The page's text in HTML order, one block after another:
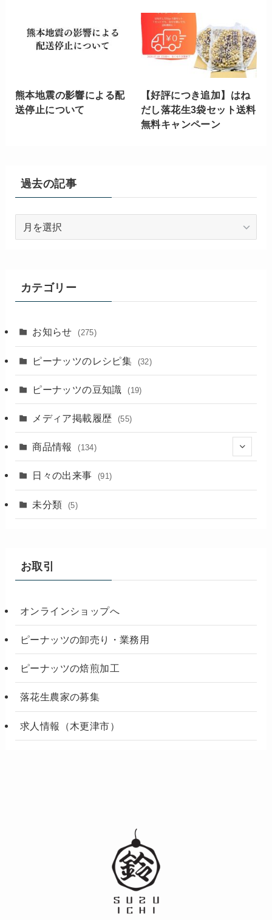
熊本地震の影響による配
送停止について
【好評につき追加】はね
だし落花生3袋セット送料
無料キャンペーン
過去の記事
カテゴリー
お知らせ (275)
ピーナッツのレシピ集 (32)
ピーナッツの豆知識 (19)
メディア掲載履歴 (55)
商品情報 (134)
(18)
日々の出来事 (91)
未分類 (5)
お取引
オンラインショップへ
ピーナッツの卸売り・業務用
ピーナッツの焙煎加工
落花生農家の募集
求人情報（木更津市）